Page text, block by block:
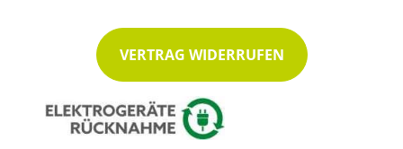
VERTRAG WIDERRUFEN